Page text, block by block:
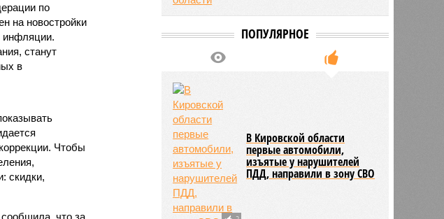
станут
в
Чтобы
скидки,
ужесточения
ПОПУЛЯРНОЕ
В Кировской области
первые автомобили,
изъятые у нарушителей
ПДД, направили в зону СВО